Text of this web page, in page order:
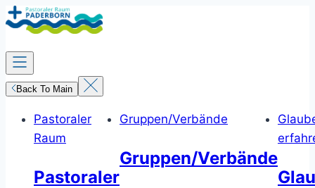
Zum
Inhalt
springen
Back To Main
Pastoraler
Raum
Pastoraler
Gruppen/Verbände
Gruppen/Verbände